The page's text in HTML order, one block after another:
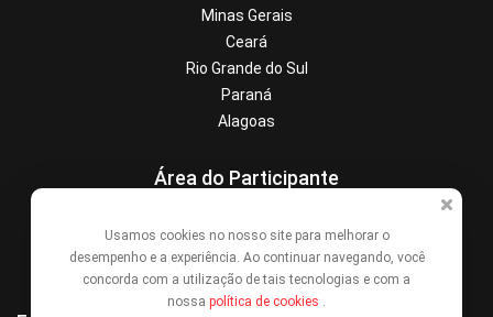
Minas Gerais
Ceará
Rio Grande do Sul
Paraná
Alagoas
Área do Participante
Denunciar este evento
Contato
Usamos cookies no nosso site para melhorar o
desempenho e a experiência. Ao continuar navegando, você
concorda com a utilização de tais tecnologias e com a
nossa política de cookies .